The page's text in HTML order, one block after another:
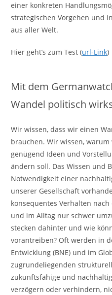
einer konkreten
strategischen Vorgehen und
aus aller Welt.
Hier geht’s zum Test (url-Link)
Mit dem
Wandel politisch
Wir wissen, dass wir einen
brauchen. Wir wissen,
genügend Ideen und
ändern soll. Das Wissen und
Notwendigkeit einer
unserer Gesellschaft
konsequentes Verhalten
und im Alltag nur schwer
stecken dahinter und wie
vorantreiben? Oft werden in
Entwicklung (BNE) und im
zugrundeliegenden
zukunftsfähige und
verzögern oder verhindern,